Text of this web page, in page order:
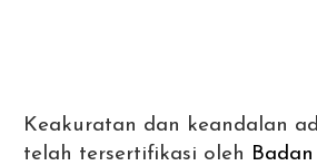
Keakuratan dan keandalan
telah tersertifikasi oleh